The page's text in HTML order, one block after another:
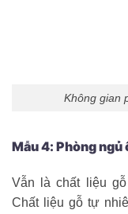
Không gian
Mẫu 4: Phòng ngủ
Vẫn là chất liệu
Chất liệu gỗ tự